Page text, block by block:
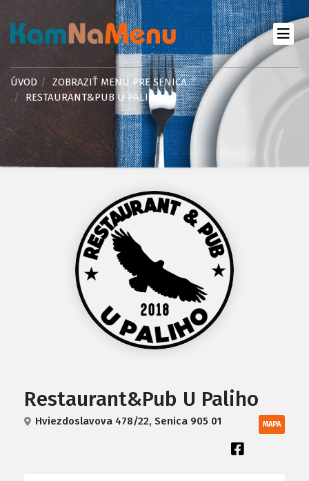
ÚVOD
ZOBRAZIŤ MENU PRE SENICA
RESTAURANT&PUB U PALIHO
Restaurant&Pub U Paliho
Hviezdoslavova 478/22, Senica 905 01 MAPA